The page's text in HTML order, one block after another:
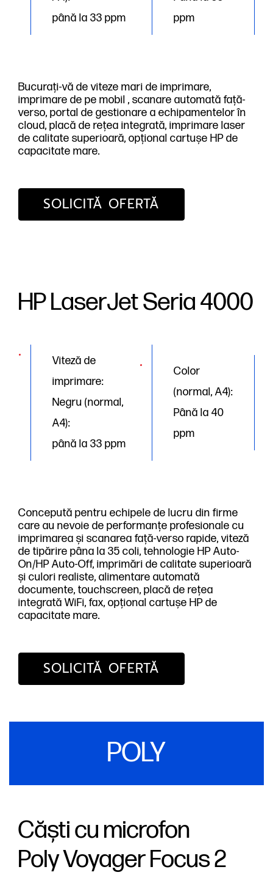
până la 33 ppm
ppm
Bucurați-vă de viteze mari de imprimare,
imprimare de pe mobil , scanare automată față-
verso, portal de gestionare a echipamentelor în
cloud, placă de rețea integrată, imprimare laser
de calitate superioară, opțional cartușe HP de
capacitate mare.
SOLICITĂ OFERTĂ
HP LaserJet Seria 4000
Viteză de
imprimare:
Negru (normal,
A4):
până la 33 ppm
Color
(normal, A4):
Până la 40
ppm
Concepută pentru echipele de lucru din firme
care au nevoie de performanțe profesionale cu
imprimarea și scanarea față-verso rapide, viteză
de tipărire pâna la 35 coli, tehnologie HP Auto-
On/HP Auto-Off, imprimări de calitate superioară
și culori realiste, alimentare automată
documente, touchscreen, placă de rețea
integrată WiFi, fax, opțional cartușe HP de
capacitate mare.
SOLICITĂ OFERTĂ
POLY
Căști cu microfon
Poly Voyager Focus 2